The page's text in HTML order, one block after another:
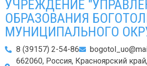
УЧРЕЖДЕНИЕ
ОБРАЗОВАНИЯ
МУНИЦИПАЛЬНОГО
8 (39157) 2-54-86
662060, Россия, Красноярский